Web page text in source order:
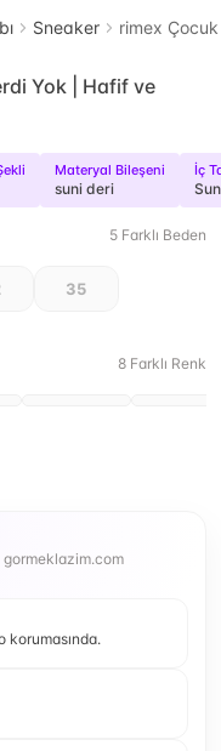
Sneaker rimex
Yok | Hafif ve
Materyal Bileşeni
suni deri
İç
5 Farklı Beden
35
8 Farklı Renk
gormeklazim.com
korumasında.